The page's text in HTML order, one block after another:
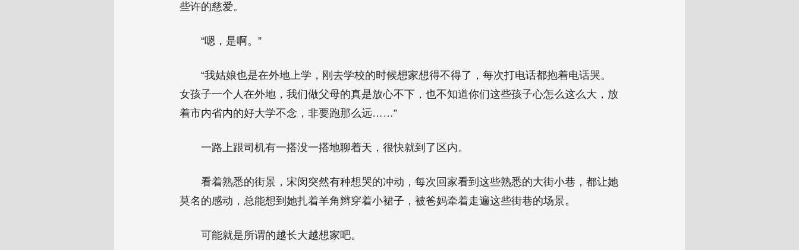
些许的慈爱。
“嗯，是啊。”
“我姑娘也是在外地上学，刚去学校的时候想家想得不得了，每次打电话都抱着电话哭。
女孩子一个人在外地，我们做父母的真是放心不下，也不知道你们这些孩子心怎么这么大，放
着市内省内的好大学不念，非要跑那么远……”
一路上跟司机有一搭没一搭地聊着天，很快就到了区内。
看着熟悉的街景，宋闵突然有种想哭的冲动，每次回家看到这些熟悉的大街小巷，都让她
莫名的感动，总能想到她扎着羊角辫穿着小裙子，被爸妈牵着走遍这些街巷的场景。
可能就是所谓的越长大越想家吧。